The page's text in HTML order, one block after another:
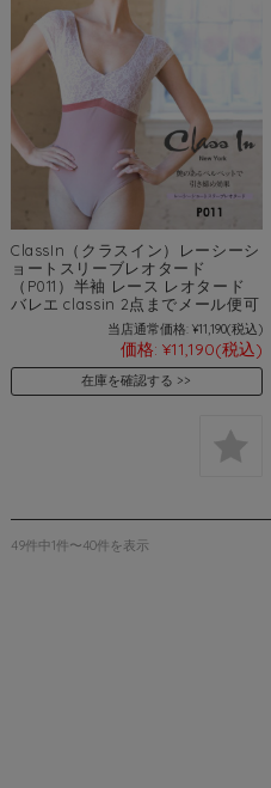
ClassIn（クラスイン）レーシーシ
ョートスリーブレオタード
（P011）半袖 レース レオタード
バレエ classin 2点までメール便可
当店通常価格: ¥11,190(税込)
価格: ¥11,190(税込)
在庫を確認する
49件中1件〜40件を表示